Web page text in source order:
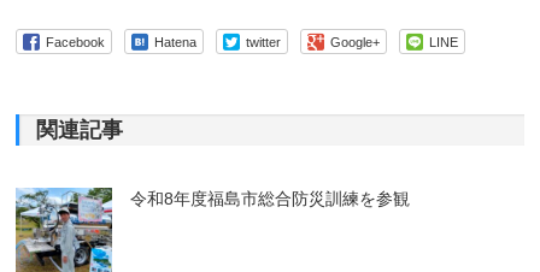
Facebook Hatena twitter Google+ LINE
関連記事
令和8年度福島市総合防災訓練を参観